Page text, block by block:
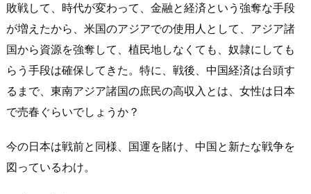
敗戦して、時代が変わって、金融と経済という強奪な手段
が増えたから、米国のアジアでの使用人として、アジア諸
国から資源を強奪して、植民地しなくても、奴隷にしても
らう手段は確保してきた。特に、戦後、中国経済は台頭す
るまで、東南アジア諸国の庶民の高収入とは、女性は日本
で売春ぐらいでしょうか？
今の日本は戦前と同様、国運を賭け、中国と新たな戦争を
図っているわけ。